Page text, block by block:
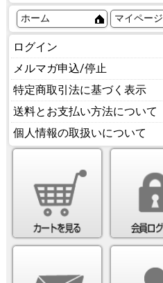
ホーム マイページ
ログイン
メルマガ申込/停止
特定商取引法に基づく表示
送料とお支払い方法について
個人情報の取扱いについて